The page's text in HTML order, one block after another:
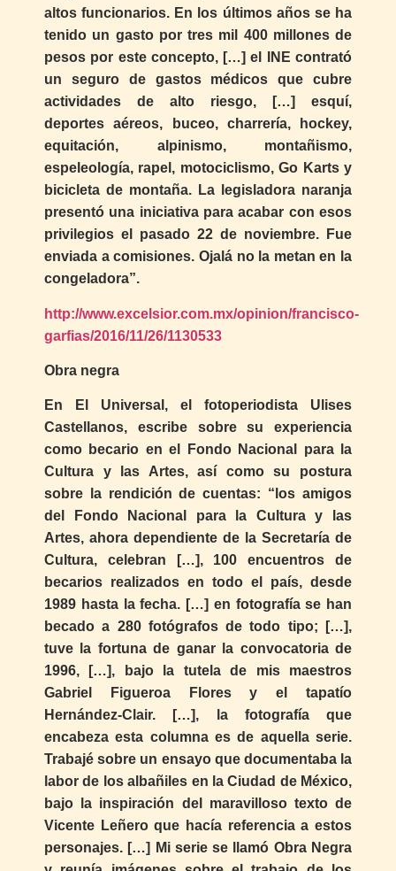
altos funcionarios. En los últimos años se ha
tenido un gasto por tres mil 400 millones de
pesos por este concepto, […] el INE contrató
un seguro de gastos médicos que cubre
actividades de alto riesgo, […] esquí,
deportes aéreos, buceo, charrería, hockey,
equitación, alpinismo, montañismo,
espeleología, rapel, motociclismo, Go Karts y
bicicleta de montaña. La legisladora naranja
presentó una iniciativa para acabar con esos
privilegios el pasado 22 de noviembre. Fue
enviada a comisiones. Ojalá no la metan en la
congeladora”.
http://www.excelsior.com.mx/opinion/francisco-
garfias/2016/11/26/1130533
Obra negra
En El Universal, el fotoperiodista Ulises
Castellanos, escribe sobre su experiencia
como becario en el Fondo Nacional para la
Cultura y las Artes, así como su postura
sobre la rendición de cuentas: “los amigos
del Fondo Nacional para la Cultura y las
Artes, ahora dependiente de la Secretaría de
Cultura, celebran […], 100 encuentros de
becarios realizados en todo el país, desde
1989 hasta la fecha. […] en fotografía se han
becado a 280 fotógrafos de todo tipo; […],
tuve la fortuna de ganar la convocatoria de
1996, […], bajo la tutela de mis maestros
Gabriel Figueroa Flores y el tapatío
Hernández-Clair. […], la fotografía que
encabeza esta columna es de aquella serie.
Trabajé sobre un ensayo que documentaba la
labor de los albañiles en la Ciudad de México,
bajo la inspiración del maravilloso texto de
Vicente Leñero que hacía referencia a estos
personajes. […] Mi serie se llamó Obra Negra